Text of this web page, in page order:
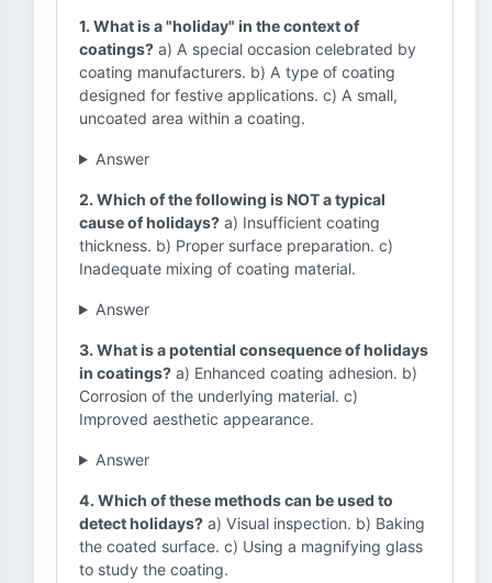
1. What is a "holiday" in the context of
coatings? a) A special occasion celebrated by
coating manufacturers. b) A type of coating
designed for festive applications. c) A small,
uncoated area within a coating.
Answer
2. Which of the following is NOT a typical
cause of holidays? a) Insufficient coating
thickness. b) Proper surface preparation. c)
Inadequate mixing of coating material.
Answer
3. What is a potential consequence of holidays
in coatings? a) Enhanced coating adhesion. b)
Corrosion of the underlying material. c)
Improved aesthetic appearance.
Answer
4. Which of these methods can be used to
detect holidays? a) Visual inspection. b) Baking
the coated surface. c) Using a magnifying glass
to study the coating.